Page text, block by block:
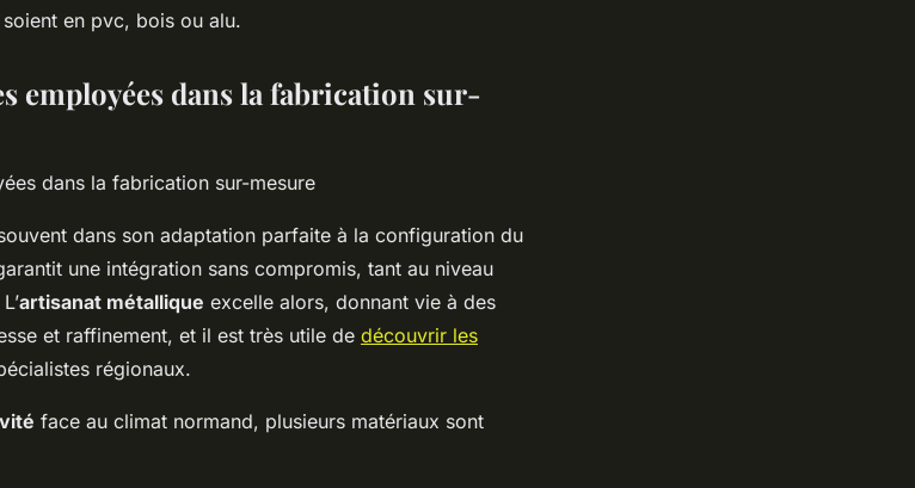
soient en pvc, bois ou alu.
employées dans la fabrication sur-
dans son adaptation parfaite à la configuration du
une intégration sans compromis, tant au niveau
artisanat métallique excelle alors, donnant vie à des
et raffinement, et il est très utile de découvrir les
régionaux.
face au climat normand, plusieurs matériaux sont